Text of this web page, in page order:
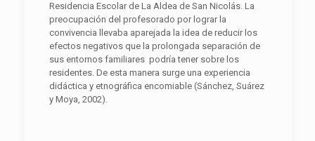
Residencia Escolar de La Aldea de San Nicolás. La
preocupación del profesorado por lograr la
convivencia llevaba aparejada la idea de reducir los
efectos negativos que la prolongada separación de
sus entornos familiares podría tener sobre los
residentes. De esta manera surge una experiencia
didáctica y etnográfica encomiable (Sánchez, Suárez
y Moya, 2002).